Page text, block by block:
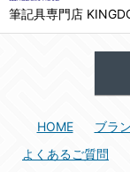
筆記具専門店
HOME ブラ
よくあるご質問